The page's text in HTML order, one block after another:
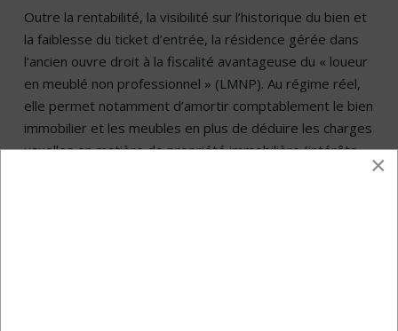
Outre la rentabilité, la visibilité sur l’historique du bien et
la faiblesse du ticket d’entrée, la résidence gérée dans
l’ancien ouvre droit à la fiscalité avantageuse du « loueur
en meublé non professionnel » (LMNP). Au régime réel,
elle permet notamment d’amortir comptablement le bien
immobilier et les meubles en plus de déduire les charges
usuelles en matière de propriété immobilière (intérêts
d’emprunt, taxe foncière,…) et, ainsi, d’échapper à l’impôt×